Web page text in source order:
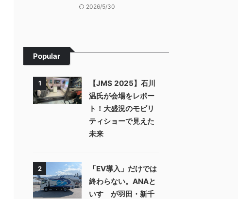
2026/5/30
Popular
1
【JMS 2025】石川
温氏が会場をレポー
ト！大盛況のモビリ
ティショーで見えた
未来
2
「EV導入」だけでは
終わらない。ANAと
いすゞが羽田・新千